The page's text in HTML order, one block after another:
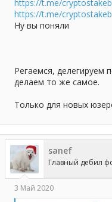
https://t.me/
https://t.me/
Ну вы поняли
Регаемся,
делаем то же самое.
Только для новых
sanef
Главный дебил
3 Май 2020